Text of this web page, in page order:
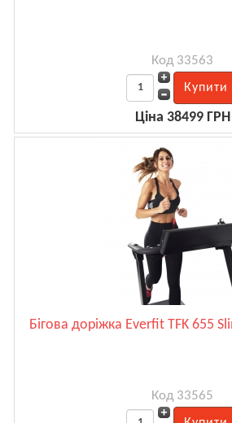
Код 33563
Ціна 38499 ГРН
Бігова доріжка Everfit TFK 655
Код 33565